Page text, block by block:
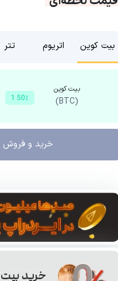
بیت کوین اتریوم تتر
بیت کوین
(BTC) 1.50٪
خرید و فروش